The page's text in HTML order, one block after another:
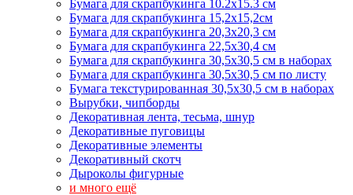
Бумага для скрапбукинга 10.2х15.3 см
Бумага для скрапбукинга 15,2х15,2см
Бумага для скрапбукинга 20,3х20,3 см
Бумага для скрапбукинга 22,5х30,4 см
Бумага для скрапбукинга 30,5х30,5 см в наборах
Бумага для скрапбукинга 30,5х30,5 см по листу
Бумага текстурированная 30,5х30,5 см в наборах
Вырубки, чипборды
Декоративная лента, тесьма, шнур
Декоративные пуговицы
Декоративные элементы
Декоративный скотч
Дыроколы фигурные
и много ещё